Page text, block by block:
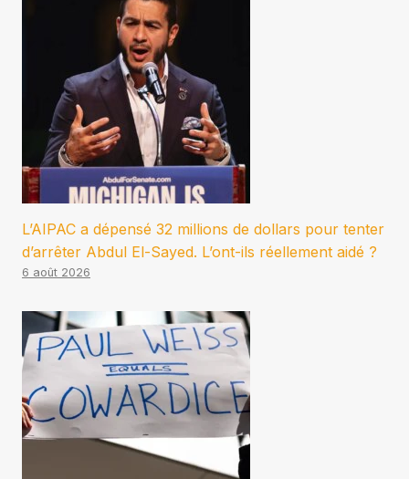
L’AIPAC a dépensé 32 millions de dollars pour tenter
d’arrêter Abdul El-Sayed. L’ont-ils réellement aidé ?
6 août 2026